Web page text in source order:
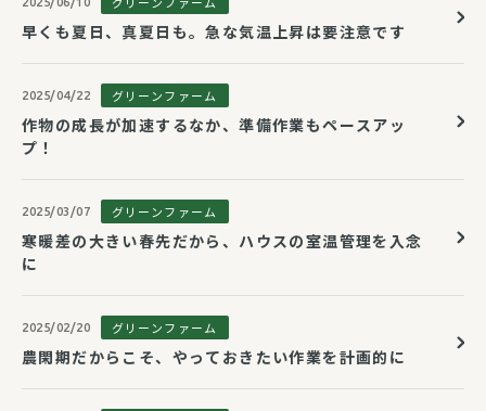
早くも夏日、真夏日も。急な気温上昇は要注意です
2025/04/22 グリーンファーム
作物の成長が加速するなか、準備作業もペースアッ
プ！
2025/03/07 グリーンファーム
寒暖差の大きい春先だから、ハウスの室温管理を入念
に
2025/02/20 グリーンファーム
農閑期だからこそ、やっておきたい作業を計画的に